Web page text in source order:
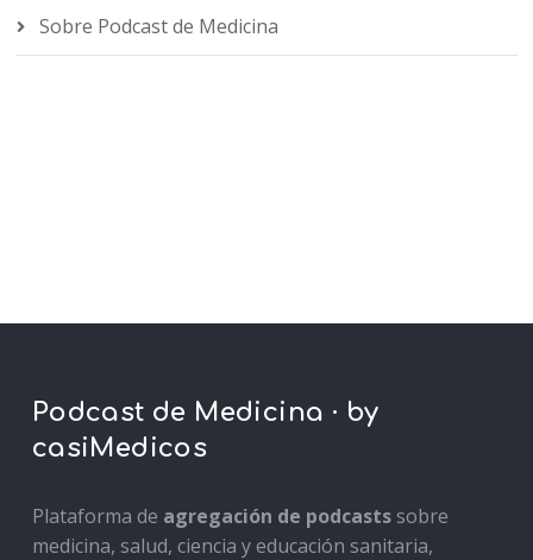
Sobre Podcast de Medicina
Podcast de Medicina · by
casiMedicos
Plataforma de agregación de podcastssobre
medicina, salud, ciencia y educación sanitaria,